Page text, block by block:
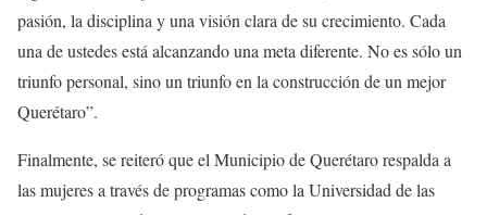
pasión, la disciplina y una visión clara de su crecimiento. Cada
una de ustedes está alcanzando una meta diferente. No es sólo un
triunfo personal, sino un triunfo en la construcción de un mejor
Querétaro”.
Finalmente, se reiteró que el Municipio de Querétaro respalda a
las mujeres a través de programas como la Universidad de las